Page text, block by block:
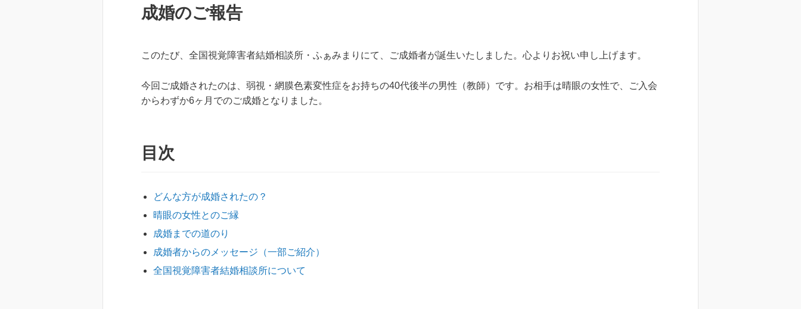
成婚のご報告
このたび、全国視覚障害者結婚相談所・ふぁみまりにて、ご成婚者が誕生いたしました。心よりお祝い申し上げます。
今回ご成婚されたのは、弱視・網膜色素変性症をお持ちの40代後半の男性（教師）です。お相手は晴眼の女性で、ご入会
からわずか6ヶ月でのご成婚となりました。
目次
どんな方が成婚されたの？
晴眼の女性とのご縁
成婚までの道のり
成婚者からのメッセージ（一部ご紹介）
全国視覚障害者結婚相談所について